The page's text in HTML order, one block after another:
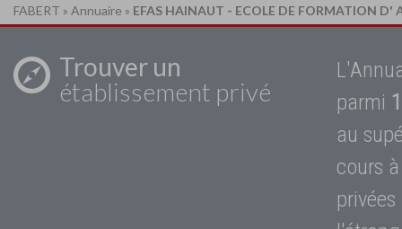
FABERT » Annuaire » EFAS HAINAUT - ECOLE DE FORMATION D'
Trouver un
établissement privé
parmi
au
cours